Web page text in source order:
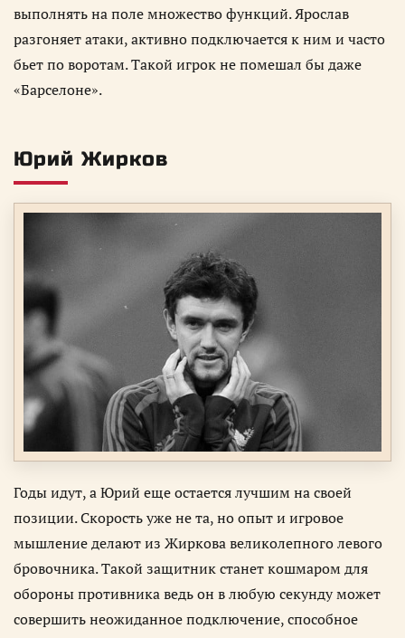
выполнять на поле множество функций. Ярослав
разгоняет атаки, активно подключается к ним и часто
бьет по воротам. Такой игрок не помешал бы даже
«Барселоне».
Юрий Жирков
Годы идут, а Юрий еще остается лучшим на своей
позиции. Скорость уже не та, но опыт и игровое
мышление делают из Жиркова великолепного левого
бровочника. Такой защитник станет кошмаром для
обороны противника ведь он в любую секунду может
совершить неожиданное подключение, способное